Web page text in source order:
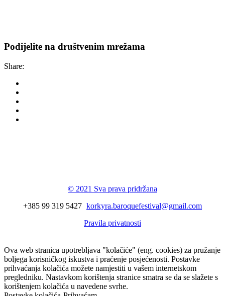
Podijelite na društvenim mrežama
Share:
© 2021 Sva prava pridržana
+385 99 319 5427 korkyra.baroquefestival@gmail.com
Pravila privatnosti
Ova web stranica upotrebljava "kolačiće" (eng. cookies) za pružanje
boljega korisničkog iskustva i praćenje posjećenosti. Postavke
prihvaćanja kolačića možete namjestiti u vašem internetskom
pregledniku. Nastavkom korištenja stranice smatra se da se slažete s
korištenjem kolačića u navedene svrhe.